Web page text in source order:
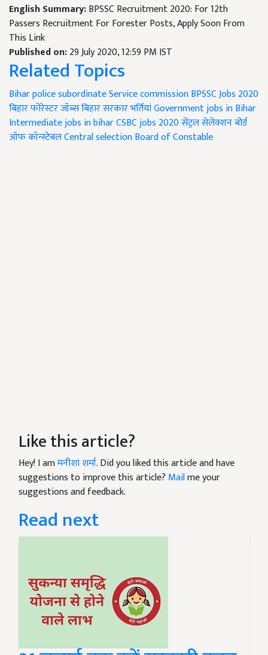
English Summary:BPSSC Recruitment 2020: For 12th
Passers Recruitment For Forester Posts, Apply Soon From
This Link
Published on:29 July 2020, 12:59 PM IST
Related Topics
Bihar police subordinate Service commissionBPSSC Jobs 2020
बिहार फोरेस्टर जॉब्सबिहार सरकार भर्तियांGovernment jobs in Bihar
Intermediate jobs in biharCSBC jobs 2020सेंट्रल सेलेक्शन बोर्ड
ऑफ कॉन्स्टेबलCentral selection Board of Constable
Like this article?
Hey! I amमनीशा शर्मा. Did you liked this article and have
suggestions to improve this article? Mailme your
suggestions and feedback.
Read next